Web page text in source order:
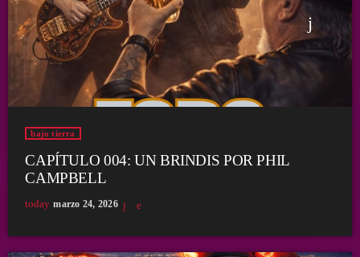
bajo tierra
CAPÍTULO 004: UN BRINDIS POR PHIL
CAMPBELL
today marzo 24, 2026